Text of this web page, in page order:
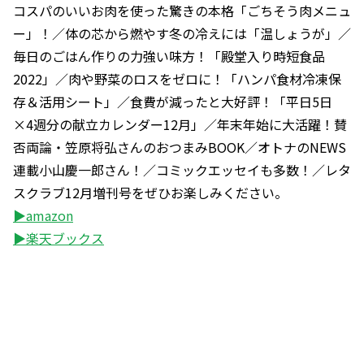
コスパのいいお肉を使った驚きの本格「ごちそう肉メニュ
ー」！／体の芯から燃やす冬の冷えには「温しょうが」／
毎日のごはん作りの力強い味方！「殿堂入り時短食品
2022」／肉や野菜のロスをゼロに！「ハンパ食材冷凍保
存＆活用シート」／食費が減ったと大好評！「平日5日
×4週分の献立カレンダー12月」／年末年始に大活躍！賛
否両論・笠原将弘さんのおつまみBOOK／オトナのNEWS
連載小山慶一郎さん！／コミックエッセイも多数！／レタ
スクラブ12月増刊号をぜひお楽しみください。
▶amazon
▶楽天ブックス